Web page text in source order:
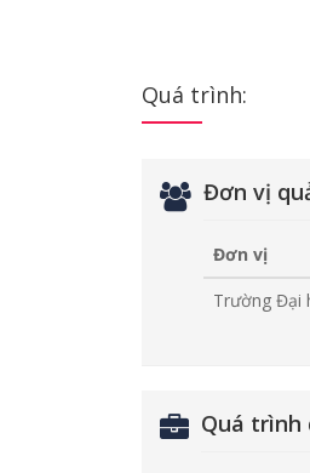
Quá trình:
Đơn vị
Đơn vị
Trường Đại
Quá trình